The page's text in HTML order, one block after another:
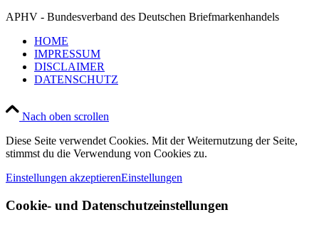
APHV - Bundesverband des Deutschen Briefmarkenhandels
HOME
IMPRESSUM
DISCLAIMER
DATENSCHUTZ
Nach oben scrollen
Diese Seite verwendet Cookies. Mit der Weiternutzung der Seite,
stimmst du die Verwendung von Cookies zu.
Einstellungen akzeptierenEinstellungen
Cookie- und Datenschutzeinstellungen